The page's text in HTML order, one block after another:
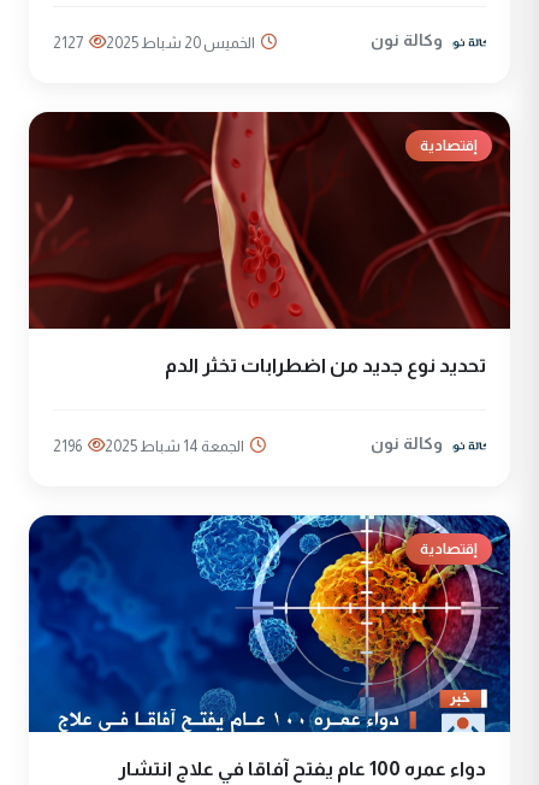
وكالة نون الخميس 20 شباط 2025 2127
إقتصادية
تحديد نوع جديد من اضطرابات تخثر الدم
وكالة نون الجمعة 14 شباط 2025 2196
إقتصادية
دواء عمره 100 عام يفتح آفاقا في علاج انتشار